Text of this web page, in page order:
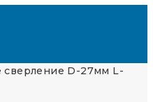
сверление D-27мм L-